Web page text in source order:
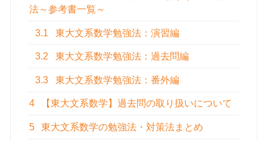
法～参考書一覧～
3.1 東大文系数学勉強法：演習編
3.2 東大文系数学勉強法：過去問編
3.3 東大文系数学勉強法：番外編
4 【東大文系数学】過去問の取り扱いについて
5 東大文系数学の勉強法・対策法まとめ